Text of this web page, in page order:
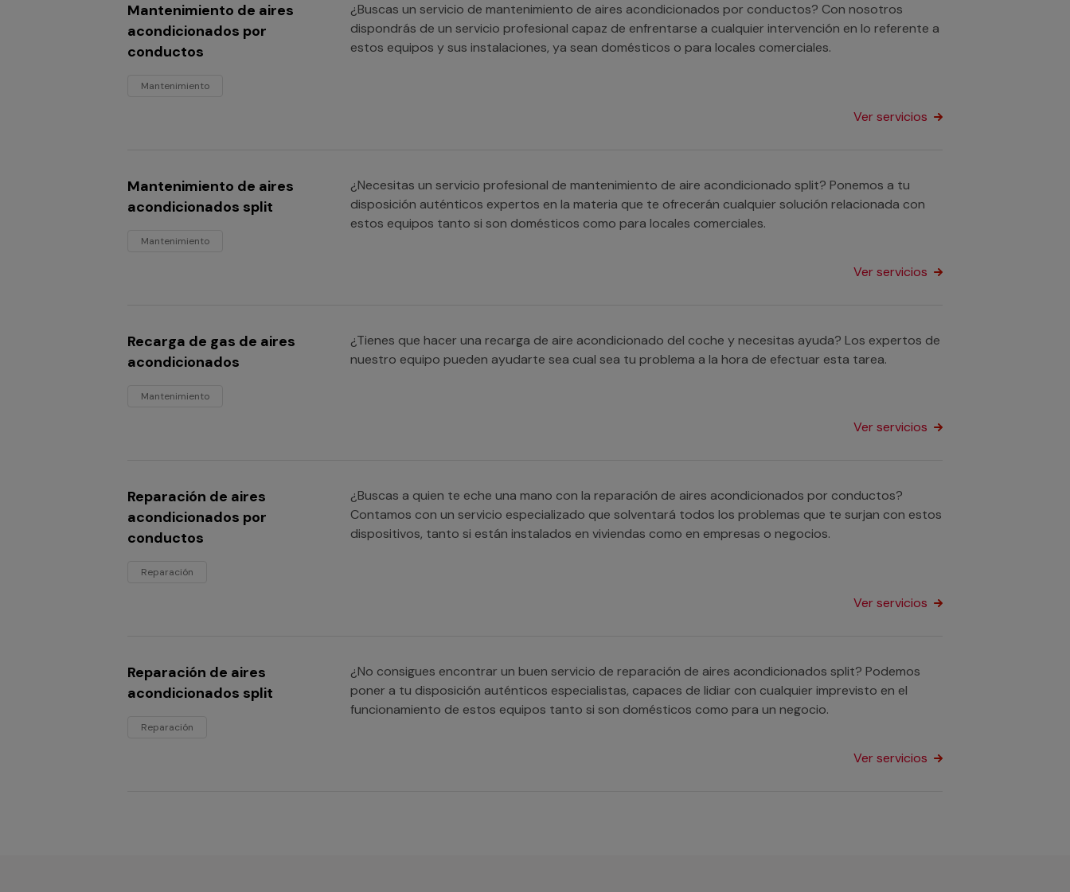
Mantenimiento de aires
acondicionados por
conductos
Mantenimiento
¿Buscas un servicio de mantenimiento de aires acondicionados por conductos? Con nosotros
dispondrás de un servicio profesional capaz de enfrentarse a cualquier intervención en lo referente a
estos equipos y sus instalaciones, ya sean domésticos o para locales comerciales.
Ver servicios
Mantenimiento de aires
acondicionados split
Mantenimiento
¿Necesitas un servicio profesional de mantenimiento de aire acondicionado split? Ponemos a tu
disposición auténticos expertos en la materia que te ofrecerán cualquier solución relacionada con
estos equipos tanto si son domésticos como para locales comerciales.
Ver servicios
Recarga de gas de aires
acondicionados
Mantenimiento
¿Tienes que hacer una recarga de aire acondicionado del coche y necesitas ayuda? Los expertos de
nuestro equipo pueden ayudarte sea cual sea tu problema a la hora de efectuar esta tarea.
Ver servicios
Reparación de aires
acondicionados por
conductos
Reparación
¿Buscas a quien te eche una mano con la reparación de aires acondicionados por conductos?
Contamos con un servicio especializado que solventará todos los problemas que te surjan con estos
dispositivos, tanto si están instalados en viviendas como en empresas o negocios.
Ver servicios
Reparación de aires
acondicionados split
Reparación
¿No consigues encontrar un buen servicio de reparación de aires acondicionados split? Podemos
poner a tu disposición auténticos especialistas, capaces de lidiar con cualquier imprevisto en el
funcionamiento de estos equipos tanto si son domésticos como para un negocio.
Ver servicios